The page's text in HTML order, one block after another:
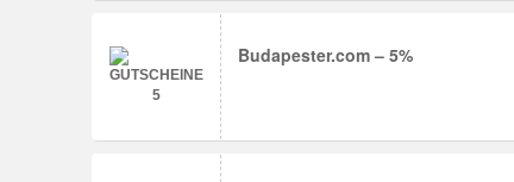
Budapester.com – 5%